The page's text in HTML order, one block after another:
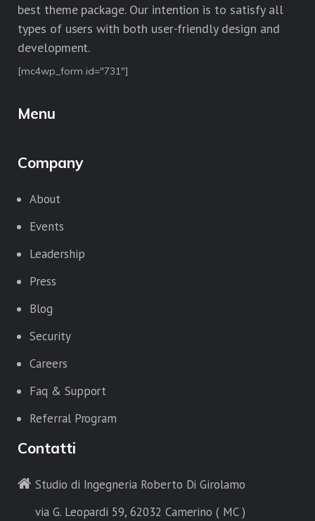
best theme package. Our intention is to satisfy all
types of users with both user-friendly design and
development.
[mc4wp_form id="731"]
Menu
Company
About
Events
Leadership
Press
Blog
Security
Careers
Faq & Support
Referral Program
Contatti
Studio di Ingegneria Roberto Di Girolamo
via G. Leopardi 59, 62032 Camerino ( MC )